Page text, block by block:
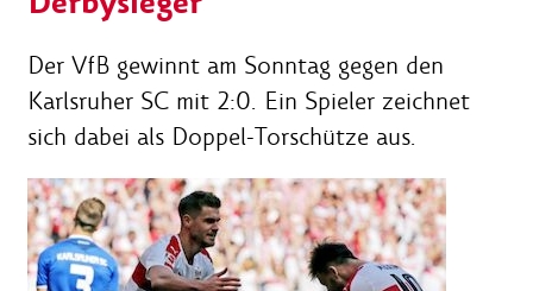
Der VfB gewinnt am Sonntag gegen den
Karlsruher SC mit 2:0. Ein Spieler zeichnet
sich dabei als Doppel-Torschütze aus.